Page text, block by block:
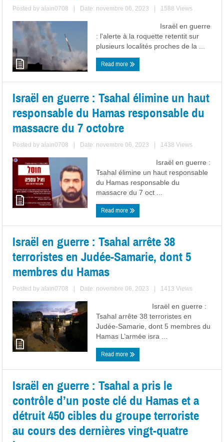
Posted byalain0708 Date: novembre 06, 2023 1588 Views
Israël en guerre
: l'alerte à la roquette retentit sur
plusieurs localités proches de la ...
Read more
Israël en guerre : Tsahal élimine un haut
responsable du Hamas responsable du
massacre du 7 octobre
Posted byalain0708 Date: novembre 06, 2023 1438 Views
Israël en guerre :
Tsahal élimine un haut responsable
du Hamas responsable du
massacre du 7 oct ...
Read more
Israël en guerre : Tsahal arrête 38
terroristes en Judée-Samarie, dont 5
membres du Hamas
Posted byalain0708 Date: novembre 06, 2023 1413 Views
Israël en guerre :
Tsahal arrête 38 terroristes en
Judée-Samarie, dont 5 membres du
Hamas L’armée isra ...
Read more
Israël en guerre : Tsahal a pris le
contrôle d’un poste clé du Hamas et a
détruit 450 cibles du groupe terroriste
au cours des dernières vingt-quatre